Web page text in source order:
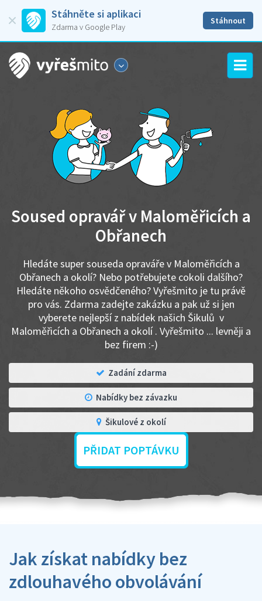
Stáhněte si aplikaci
Zdarma v Google Play
Stáhnout
Soused opravář v Maloměřicích a
Obřanech
Hledáte super souseda opraváře v Maloměřicích a
Obřanech a okolí? Nebo potřebujete cokoli dalšího?
Hledáte někoho osvědčeného? Vyřešmito je tu právě
pro vás. Zdarma zadejte zakázku a pak už si jen
vyberete nejlepší z nabídek našich Šikulů v
Maloměřicích a Obřanech a okolí . Vyřešmito ... levněji a
bez firem :-)
Zadání zdarma
Nabídky bez závazku
Šikulové z okolí
PŘIDAT POPTÁVKU
Jak získat nabídky bez
zdlouhavého obvolávání